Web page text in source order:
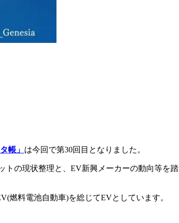
帳」 は今回で第30回目となりました。
の現状整理と、EV新興メーカーの動向等を踏
燃料電池自動車)を総じてEVとしています。